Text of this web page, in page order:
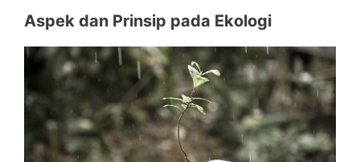
Aspek dan Prinsip pada Ekologi